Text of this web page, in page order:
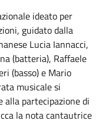
ideato per
guidato dalla
Lucia Iannacci,
(batteria), Raffaele
(basso) e Mario
musicale si
alla partecipazione di
la nota cantautrice